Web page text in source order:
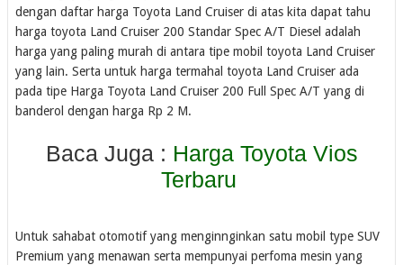
dengan daftar harga Toyota Land Cruiser di atas kita dapat tahu
harga toyota Land Cruiser 200 Standar Spec A/T Diesel adalah
harga yang paling murah di antara tipe mobil toyota Land Cruiser
yang lain. Serta untuk harga termahal toyota Land Cruiser ada
pada tipe Harga Toyota Land Cruiser 200 Full Spec A/T yang di
banderol dengan harga Rp 2 M.
Baca Juga : Harga Toyota Vios
Terbaru
Untuk sahabat otomotif yang menginnginkan satu mobil type SUV
Premium yang menawan serta mempunyai perfoma mesin yang